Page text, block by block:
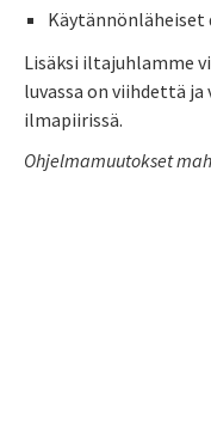
Lisäksi iltajuhlamme
luvassa on viihdettä
ilmapiirissä.
Ohjelmamuutokset